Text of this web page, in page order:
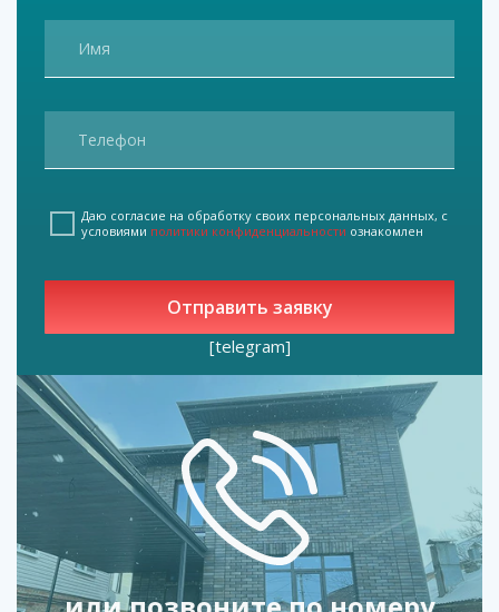
Даю согласие на обработку своих персональных данных, с
условиями политики конфиденциальности ознакомлен
[telegram]